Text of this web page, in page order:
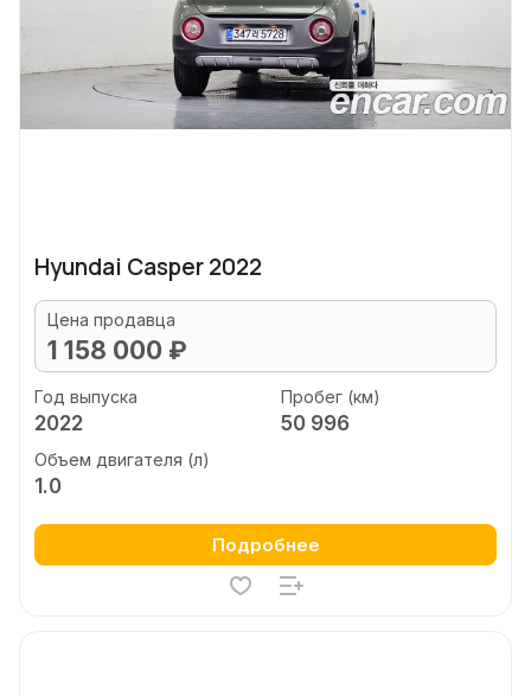
Hyundai Casper 2022
Цена продавца
1 158 000 ₽
Год выпуска
2022
Пробег (км)
50 996
Объем двигателя (л)
1.0
Подробнее